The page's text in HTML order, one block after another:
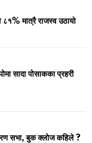
८१% मात्रै राजस्व उठायो
सादा पोसाकका प्रहरी
सभा, बुक क्लोज कहिले ?